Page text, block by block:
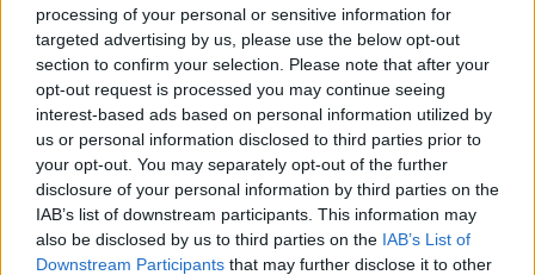
processing of your personal or sensitive information for
targeted advertising by us, please use the below opt-out
section to confirm your selection. Please note that after your
opt-out request is processed you may continue seeing
interest-based ads based on personal information utilized by
us or personal information disclosed to third parties prior to
your opt-out. You may separately opt-out of the further
disclosure of your personal information by third parties on the
IAB’s list of downstream participants. This information may
also be disclosed by us to third parties on the IAB’s List of
Downstream Participants that may further disclose it to other
@cardonofficialKorean men have been
setting the standard for great skin. We’re
not gatekeeping these secrets anymore.
Listen up, they may sound simple but the
results are amazing. ✨#soobintxt
#soobinedit #soobinhoangson
#txt_official_bighit #txt_bighit_official